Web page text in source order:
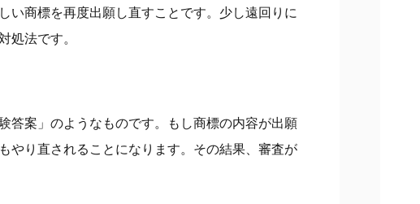
い商標を再度出願し直すことです。少し遠回りに
処法です。
答案」のようなものです。もし商標の内容が出願
やり直されることになります。その結果、審査が